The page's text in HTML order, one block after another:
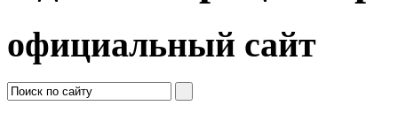
официальный сайт